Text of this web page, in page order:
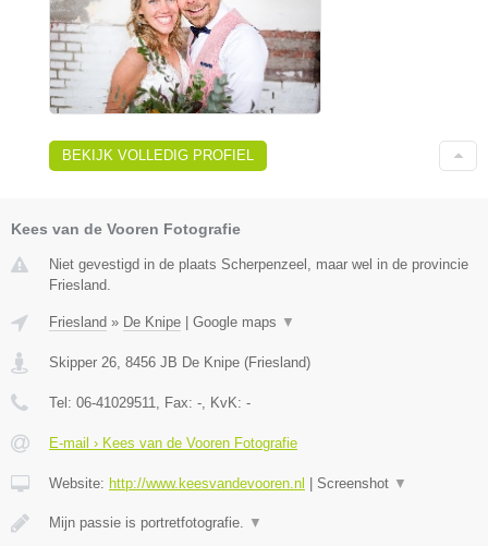
BEKIJK VOLLEDIG PROFIEL
Kees van de Vooren Fotografie
Niet gevestigd in de plaats Scherpenzeel, maar wel in de provincie
Friesland.
Friesland » De Knipe Google maps ▼
Skipper 26, 8456 JB De Knipe (Friesland)
Tel: 06-41029511, Fax: -, KvK: -
E-mail › Kees van de Vooren Fotografie
Website: http://www.keesvandevooren.nl Screenshot ▼
Mijn passie is portretfotografie. ▼